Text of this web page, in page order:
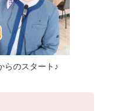
らのスタート♪